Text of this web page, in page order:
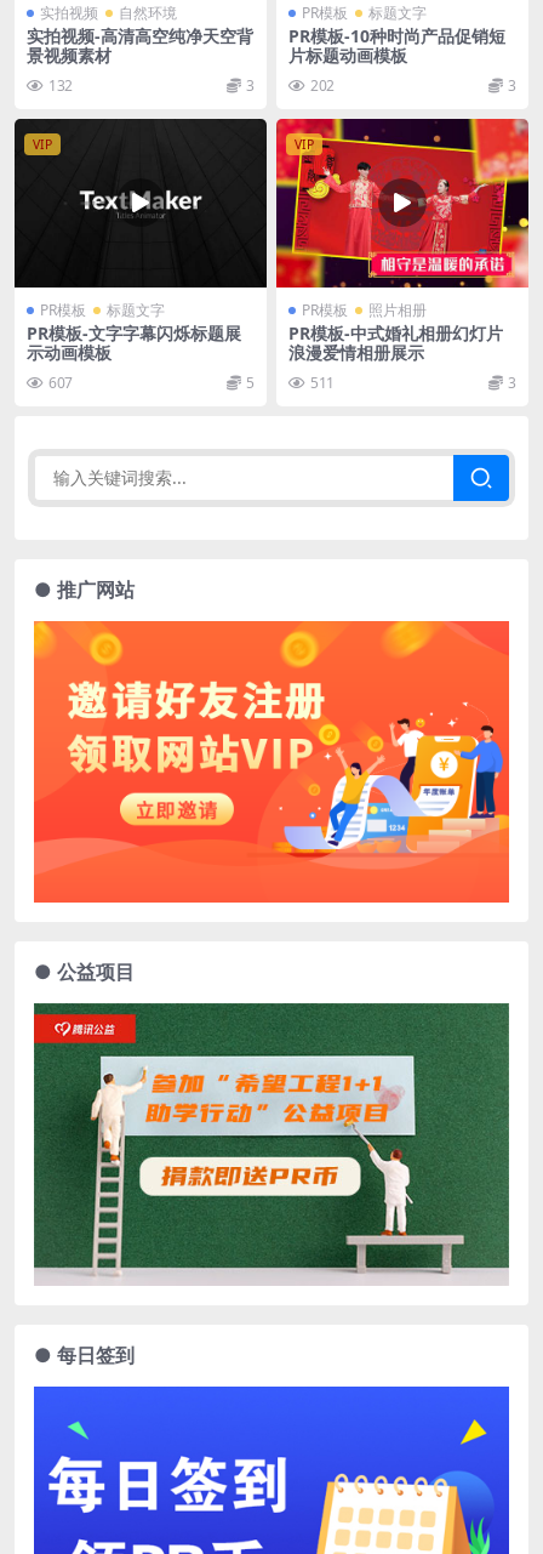
实拍视频 自然环境
实拍视频-高清高空纯净天空背
景视频素材
132 3
PR模板 标题文字
PR模板-10种时尚产品促销短
片标题动画模板
202 3
VIP
PR模板 标题文字
PR模板-文字字幕闪烁标题展
示动画模板
607 5
VIP
PR模板 照片相册
PR模板-中式婚礼相册幻灯片
浪漫爱情相册展示
511 3
● 推广网站
● 公益项目
● 每日签到